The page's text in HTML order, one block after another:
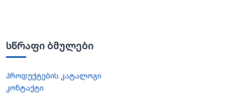
სწრაფი ბმულები
პროდუქტების კატალოგი
კონტაქტი